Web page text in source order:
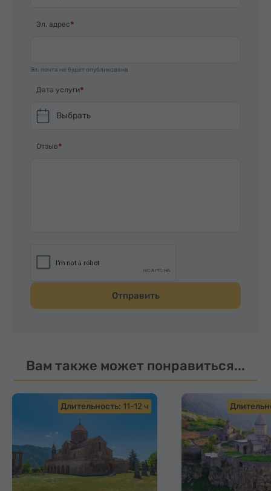
Эл. адрес
Эл. почта не будет опубликована
Дата услуги
Выбрать
Отзыв
Отправить
Вам также может понравиться...
Длительность: 11-12 ч